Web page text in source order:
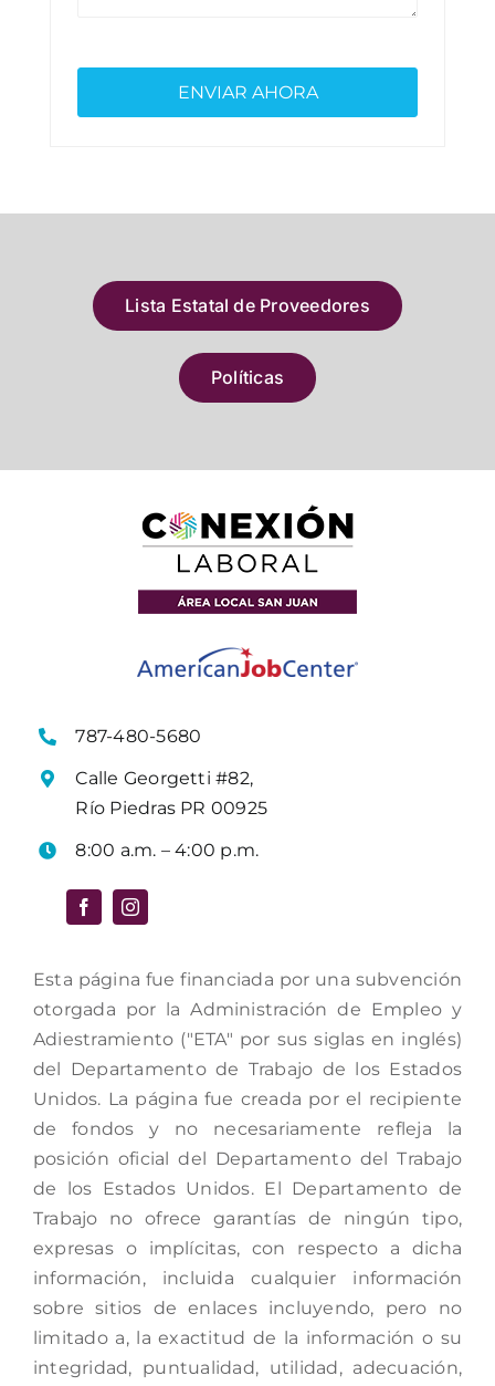
Lista Estatal de Proveedores
Políticas
787-480-5680
Calle Georgetti #82,
Río Piedras PR 00925
8:00 a.m. – 4:00 p.m.
Esta página fue financiada por una subvención
otorgada por la Administración de Empleo y
Adiestramiento ("ETA" por sus siglas en inglés)
del Departamento de Trabajo de los Estados
Unidos. La página fue creada por el recipiente
de fondos y no necesariamente refleja la
posición oficial del Departamento del Trabajo
de los Estados Unidos. El Departamento de
Trabajo no ofrece garantías de ningún tipo,
expresas o implícitas, con respecto a dicha
información, incluida cualquier información
sobre sitios de enlaces incluyendo, pero no
limitado a, la exactitud de la información o su
integridad, puntualidad, utilidad, adecuación,